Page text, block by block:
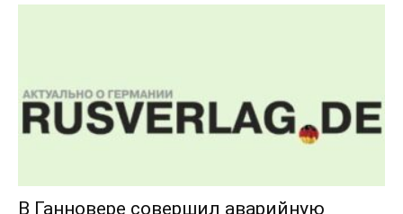
В Ганновере совершил аварийную